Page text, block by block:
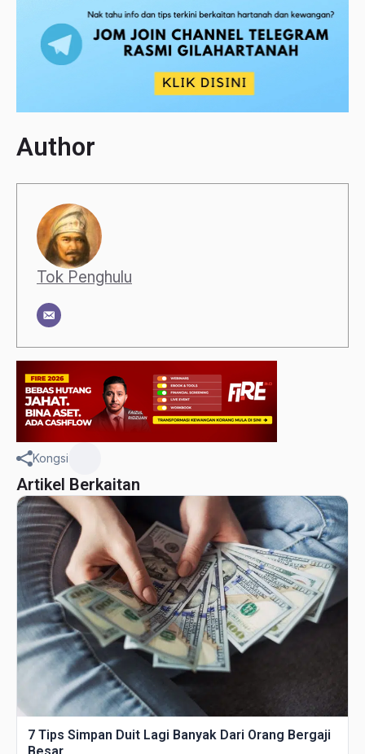
Author
Tok Penghulu
Kongsi
Artikel Berkaitan
7 Tips Simpan Duit Lagi Banyak Dari Orang Bergaji
Besar